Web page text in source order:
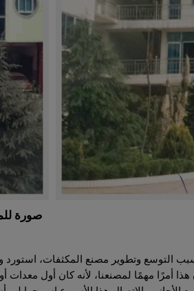
صورة
التوسع وتطوير مصنع المكثفات،
هذا أمرًا مهمًا لمصنعنا، لأنه كان أول